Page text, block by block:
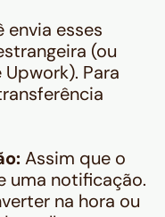
envia esses
(ou
Para
Assim que o
uma notificação.
na hora ou